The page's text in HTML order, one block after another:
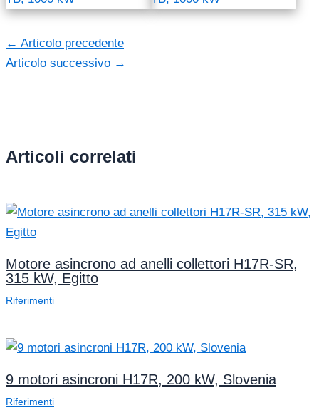
← Articolo precedente
Articolo successivo →
Articoli correlati
Motore asincrono ad anelli collettori H17R-SR,
315 kW, Egitto
Riferimenti
9 motori asincroni H17R, 200 kW, Slovenia
Riferimenti